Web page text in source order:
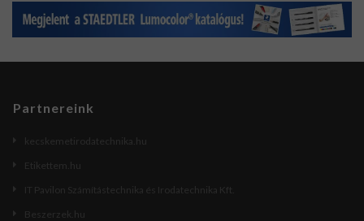
Partnereink
kecskemetirodatechnika.hu
Etikettem.hu
IT Pavilon Számítástechnika és Irodatechnika Kft.
Beszerzek.hu